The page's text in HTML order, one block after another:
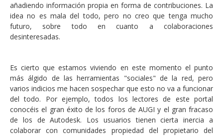
añadiendo información propia en forma de contribuciones. La
idea no es mala del todo, pero no creo que tenga mucho
futuro, sobre todo en cuanto a colaboraciones
desinteresadas.
Es cierto que estamos viviendo en este momento el punto
más álgido de las herramientas "sociales" de la red, pero
varios indicios me hacen sospechar que esto no va a funcionar
del todo. Por ejemplo, todos los lectores de este portal
conocéis el gran éxito de los foros de AUGI y el gran fracaso
de los de Autodesk. Los usuarios tienen cierta inercia a
colaborar con comunidades propiedad del propietario del